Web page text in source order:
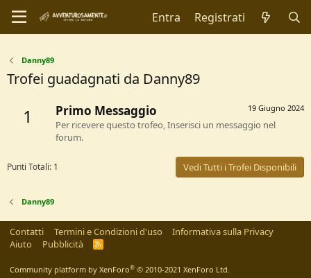
Entra Registrati
Danny89
Trofei guadagnati da Danny89
1 19 Giugno 2024
Primo Messaggio
Per ricevere questo trofeo, Inserisci un messaggio nel
forum.
Punti Totali: 1 Vedi Tutti i Trofei Disponibili
Danny89
Contatti Termini e Condizioni d'uso
Informativa sulla Privacy
Aiuto
Pubblicità
R
Community platform by XenForo® © 2010-2021 XenForo Ltd.